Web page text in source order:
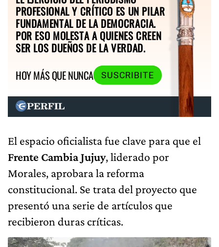
PROFESIONAL Y CRÍTICO ES UN PILAR
FUNDAMENTAL DE LA DEMOCRACIA.
POR ESO MOLESTA A QUIENES CREEN
SER LOS DUEÑOS DE LA VERDAD.
HOY MÁS QUE NUNCA
SUSCRIBITE
El espacio oficialista fue clave para que el
Frente Cambia Jujuy, liderado por
Morales, aprobara la reforma
constitucional. Se trata del proyecto que
presentó una serie de artículos que
recibieron duras críticas.